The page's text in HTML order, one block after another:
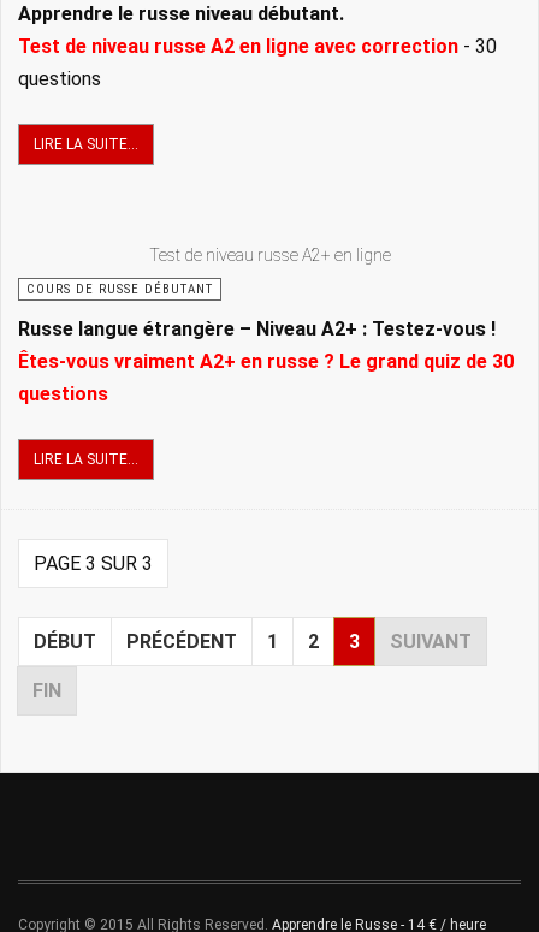
Apprendre le russe niveau débutant.
Test de niveau russe A2 en ligne avec correction - 30
questions
LIRE LA SUITE...
Test de niveau russe A2+ en ligne
COURS DE RUSSE DÉBUTANT
Russe langue étrangère – Niveau A2+ : Testez-vous !
Êtes-vous vraiment A2+ en russe ? Le grand quiz de 30
questions
LIRE LA SUITE...
PAGE 3 SUR 3
DÉBUT PRÉCÉDENT 1 2 3 SUIVANT
FIN
Copyright © 2015 All Rights Reserved. Apprendre le Russe - 14 € / heure